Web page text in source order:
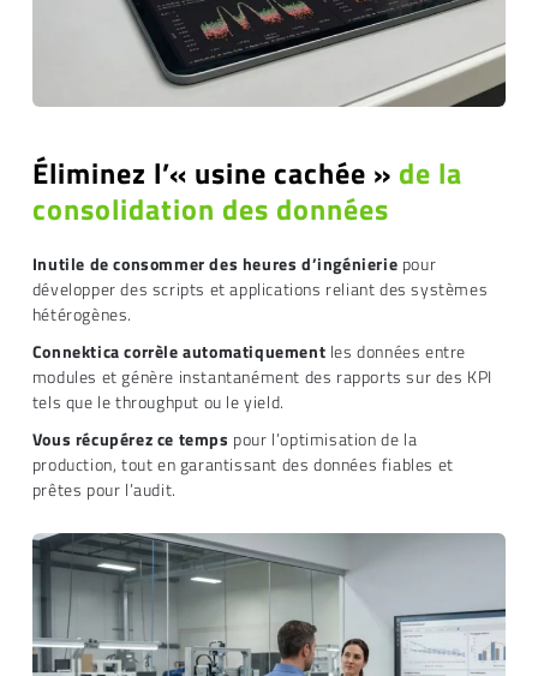
Éliminez l’« usine cachée » de la
consolidation des données
Inutile de consommer des heures d’ingénierie pour
développer des scripts et applications reliant des systèmes
hétérogènes.
Connektica corrèle automatiquement les données entre
modules et génère instantanément des rapports sur des KPI
tels que le throughput ou le yield.
Vous récupérez ce temps pour l’optimisation de la
production, tout en garantissant des données fiables et
prêtes pour l’audit.